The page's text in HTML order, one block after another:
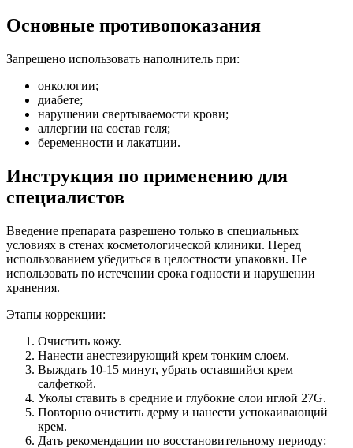
Основные противопоказания
Запрещено использовать наполнитель при:
онкологии;
диабете;
нарушении свертываемости крови;
аллергии на состав геля;
беременности и лакатции.
Инструкция по применению для
специалистов
Введение препарата разрешено только в специальных
условиях в стенах косметологической клиники. Перед
использованием убедиться в целостности упаковки. Не
использовать по истечении срока годности и нарушении
хранения.
Этапы коррекции:
Очистить кожу.
Нанести анестезирующий крем тонким слоем.
Выждать 10-15 минут, убрать оставшийся крем
салфеткой.
Уколы ставить в средние и глубокие слои иглой 27G.
Повторно очистить дерму и нанести успокаивающий
крем.
Дать рекомендации по восстановительному периоду: